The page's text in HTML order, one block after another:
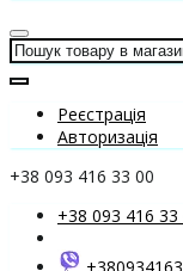
Реєстрація
Авторизація
+38 093 416 33 00
+38 093 416 33